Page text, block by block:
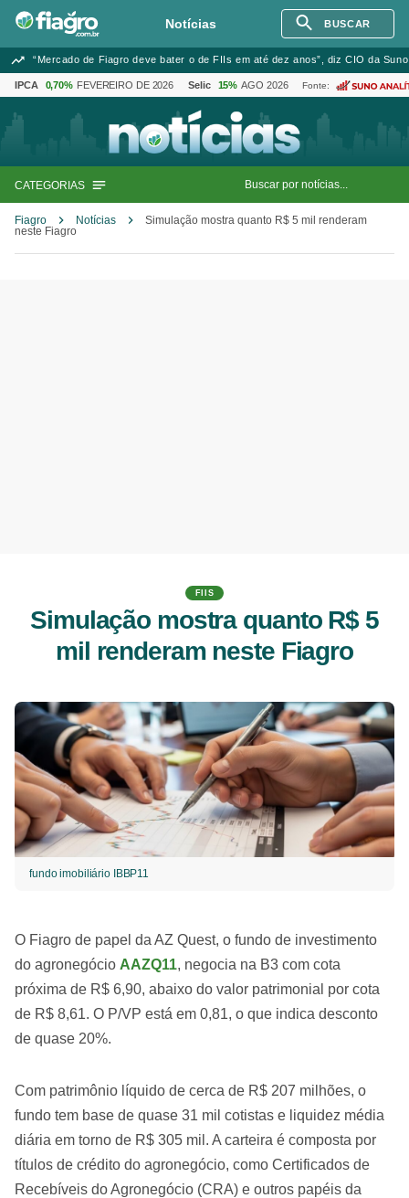
Notícias BUSCAR
“Mercado de Fiagro deve bater o de FIIs em até dez anos”, diz CIO da
IPCA 0,70% FEVEREIRO DE 2026 Selic 15% AGO 2026 Fonte:
CATEGORIAS
Fiagro Notícias
Simulação mostra quanto R$ 5 mil renderam
neste Fiagro
FIIS
Simulação mostra quanto R$ 5
mil renderam neste Fiagro
fundo imobiliário IBBP11
O Fiagro de papel da AZ Quest, o fundo de investimento
do agronegócio AAZQ11, negocia na B3 com cota
próxima de R$ 6,90, abaixo do valor patrimonial por cota
de R$ 8,61. O P/VP está em 0,81, o que indica desconto
de quase 20%.
Com patrimônio líquido de cerca de R$ 207 milhões, o
fundo tem base de quase 31 mil cotistas e liquidez média
diária em torno de R$ 305 mil. A carteira é composta por
títulos de crédito do agronegócio, como Certificados de
Recebíveis do Agronegócio (CRA) e outros papéis da